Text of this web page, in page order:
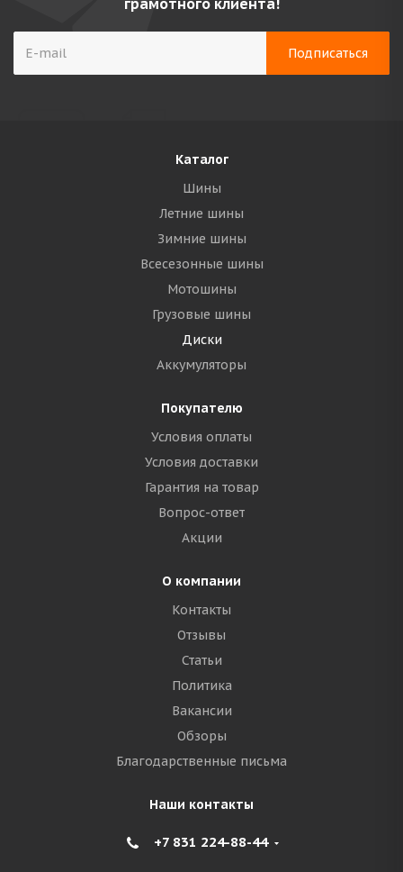
грамотного клиента!
Каталог
Шины
Летние шины
Зимние шины
Всесезонные шины
Мотошины
Грузовые шины
Диски
Аккумуляторы
Покупателю
Условия оплаты
Условия доставки
Гарантия на товар
Вопрос-ответ
Акции
О компании
Контакты
Отзывы
Статьи
Политика
Вакансии
Обзоры
Благодарственные письма
Наши контакты
+7 831 224-88-44